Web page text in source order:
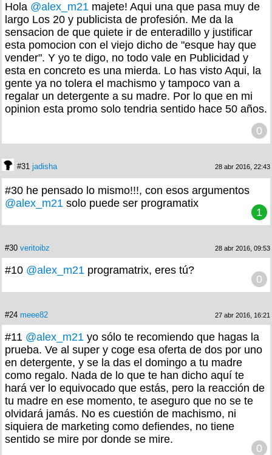
Hola @alex_m21 majete! Aqui una que pasa muy de
largo Los 20 y publicista de profesión. Me da la
sensacion de que quiete ir de enteradillo y justificar
esta pomocion con el viejo dicho de "esque hay que
vender". Y yo te digo, no todo vale en Publicidad y
esta en concreto es una mierda. Lo has visto Aqui, la
gente ya no tolera el machismo y tampoco van a
regalar un detergente a su madre. Por lo que en mi
opinion esta promo solo tendria sentido hace 50 años.
0
#31 jadisha 28 abr 2016, 22:43
#30 he pensado lo mismo!!!, con esos argumentos
@alex_m21 solo puede ser programatix
1
#30 veritoibz 28 abr 2016, 09:53
#10 @alex_m21 programatrix, eres tú?
0
#24 meee82 27 abr 2016, 16:21
#11 @alex_m21 yo sólo te recomiendo que hagas la
prueba. Ve al super y coge esa oferta de dos por uno
en detergente, y se la das el domingo a tu madre
como regalo. Nada de lo que te han dicho aquí te
hará ver lo equivocado que estás, pero la reacción de
tu madre en ese momento, te aseguro que no se te
olvidará jamás. No es cuestión de machismo, ni
siquiera de marketing como defiendes, no tiene
sentido se mire por donde se mire.
0